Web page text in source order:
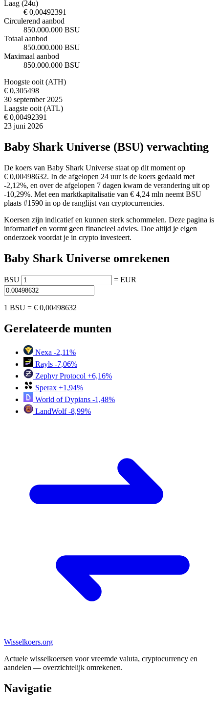
Laag (24u)
€ 0,00492391
Circulerend aanbod
850.000.000 BSU
Totaal aanbod
850.000.000 BSU
Maximaal aanbod
850.000.000 BSU
Hoogste ooit (ATH)
€ 0,305498
30 september 2025
Laagste ooit (ATL)
€ 0,00492391
23 juni 2026
Baby Shark Universe (BSU) verwachting
De koers van Baby Shark Universe staat op dit moment op
€ 0,00498632. In de afgelopen 24 uur is de koers gedaald met
-2,12%, en over de afgelopen 7 dagen kwam de verandering uit op
-10,29%. Met een marktkapitalisatie van € 4,24 mln neemt BSU
plaats #1590 in op de ranglijst van cryptocurrencies.
Koersen zijn indicatief en kunnen sterk schommelen. Deze pagina is
informatief en vormt geen financieel advies. Doe altijd je eigen
onderzoek voordat je in crypto investeert.
Baby Shark Universe omrekenen
BSU = EUR
1 BSU = € 0,00498632
Gerelateerde munten
Nexa -2,11%
Rayls -7,06%
Zephyr Protocol +6,16%
Sperax +1,94%
World of Dypians -1,48%
LandWolf -8,99%
Wisselkoers.org
Actuele wisselkoersen voor vreemde valuta, cryptocurrency en
aandelen — overzichtelijk omrekenen.
Navigatie